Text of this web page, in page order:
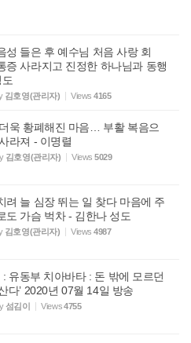
성 들은 후 예수님 처음 사랑 회
사라지고 진정한 하나님과 동행
김호영(관리자) Views 4165
욱 황폐해진 마음… 부활 복음으
라져 - 이명렬
김호영(관리자) Views 5029
려 늘 심장 뛰는 일 찾다 마음에 주
도 가슴 벅차 - 김한나 성도
김호영(관리자) Views 4987
유동부 치아바타 : 돈 밖에 모르던
다’ 2020년 07월 14일 방송
섬김이 Views4755